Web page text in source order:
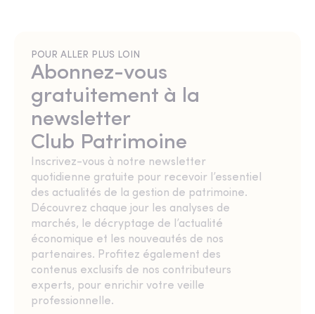
POUR ALLER PLUS LOIN
Abonnez-vous
gratuitement à la
newsletter
Club Patrimoine
Inscrivez-vous à notre newsletter
quotidienne gratuite pour recevoir l’essentiel
des actualités de la gestion de patrimoine.
Découvrez chaque jour les analyses de
marchés, le décryptage de l’actualité
économique et les nouveautés de nos
partenaires. Profitez également des
contenus exclusifs de nos contributeurs
experts, pour enrichir votre veille
professionnelle.